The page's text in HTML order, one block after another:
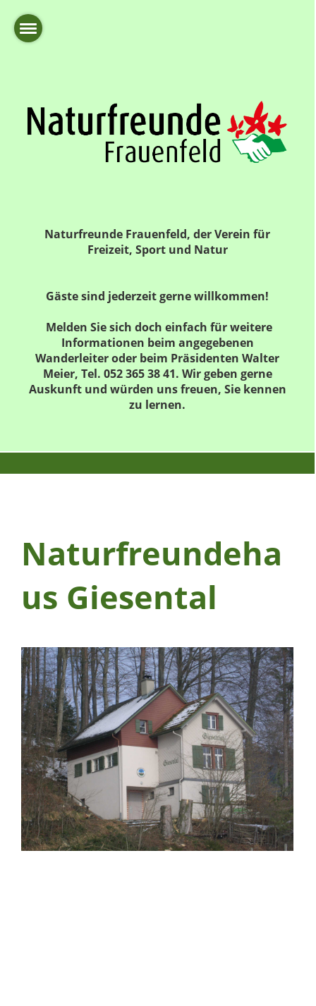
Naturfreunde Frauenfeld, der Verein für
Freizeit, Sport und Natur
Gäste sind jederzeit gerne willkommen!
Melden Sie sich doch einfach für weitere
Informationen beim angegebenen
Wanderleiter oder beim Präsidenten Walter
Meier, Tel. 052 365 38 41. Wir geben gerne
Auskunft und würden uns freuen, Sie kennen
zu lernen.
Naturfreundeha
us Giesental